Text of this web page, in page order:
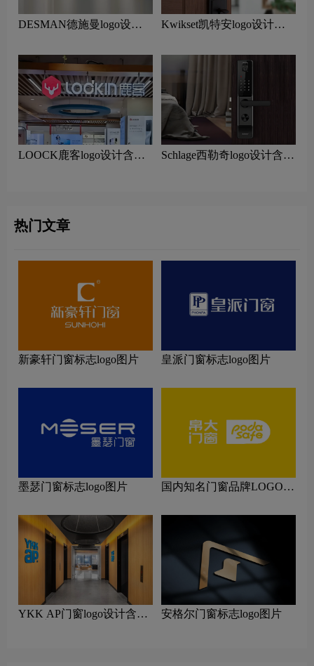
DESMAN德施曼logo设计
Kwikset凯特安logo设计含
LOOCK鹿客logo设计含义
Schlage西勒奇logo设计含义
热门文章
新豪轩门窗标志logo图片 皇派门窗标志logo图片
墨瑟门窗标志logo图片
国内知名门窗品牌LOGO设
YKK AP门窗logo设计含义
安格尔门窗标志logo图片